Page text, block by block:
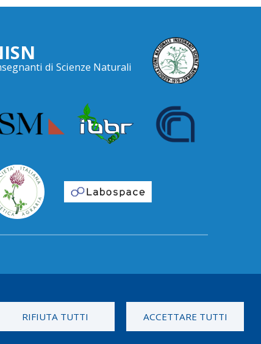
RIFIUTA TUTTI ACCETTARE TUTTI
di Scienze Naturali